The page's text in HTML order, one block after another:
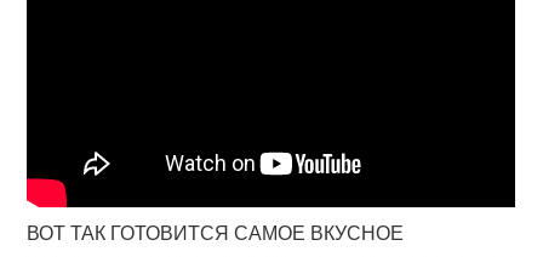
ВОТ ТАК ГОТОВИТСЯ САМОЕ ВКУСНОЕ